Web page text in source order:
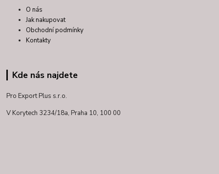
O nás
Jak nakupovat
Obchodní podmínky
Kontakty
Kde nás najdete
Pro Export Plus s.r.o.
V Korytech 3234/18a, Praha 10, 100 00